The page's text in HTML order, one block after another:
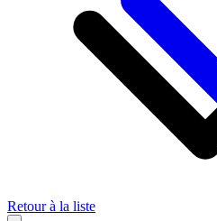
Retour à la liste